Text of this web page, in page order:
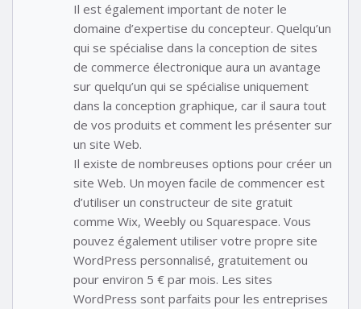
Il est également important de noter le
domaine d’expertise du concepteur. Quelqu’un
qui se spécialise dans la conception de sites
de commerce électronique aura un avantage
sur quelqu’un qui se spécialise uniquement
dans la conception graphique, car il saura tout
de vos produits et comment les présenter sur
un site Web.
Il existe de nombreuses options pour créer un
site Web. Un moyen facile de commencer est
d’utiliser un constructeur de site gratuit
comme Wix, Weebly ou Squarespace. Vous
pouvez également utiliser votre propre site
WordPress personnalisé, gratuitement ou
pour environ 5 € par mois. Les sites
WordPress sont parfaits pour les entreprises